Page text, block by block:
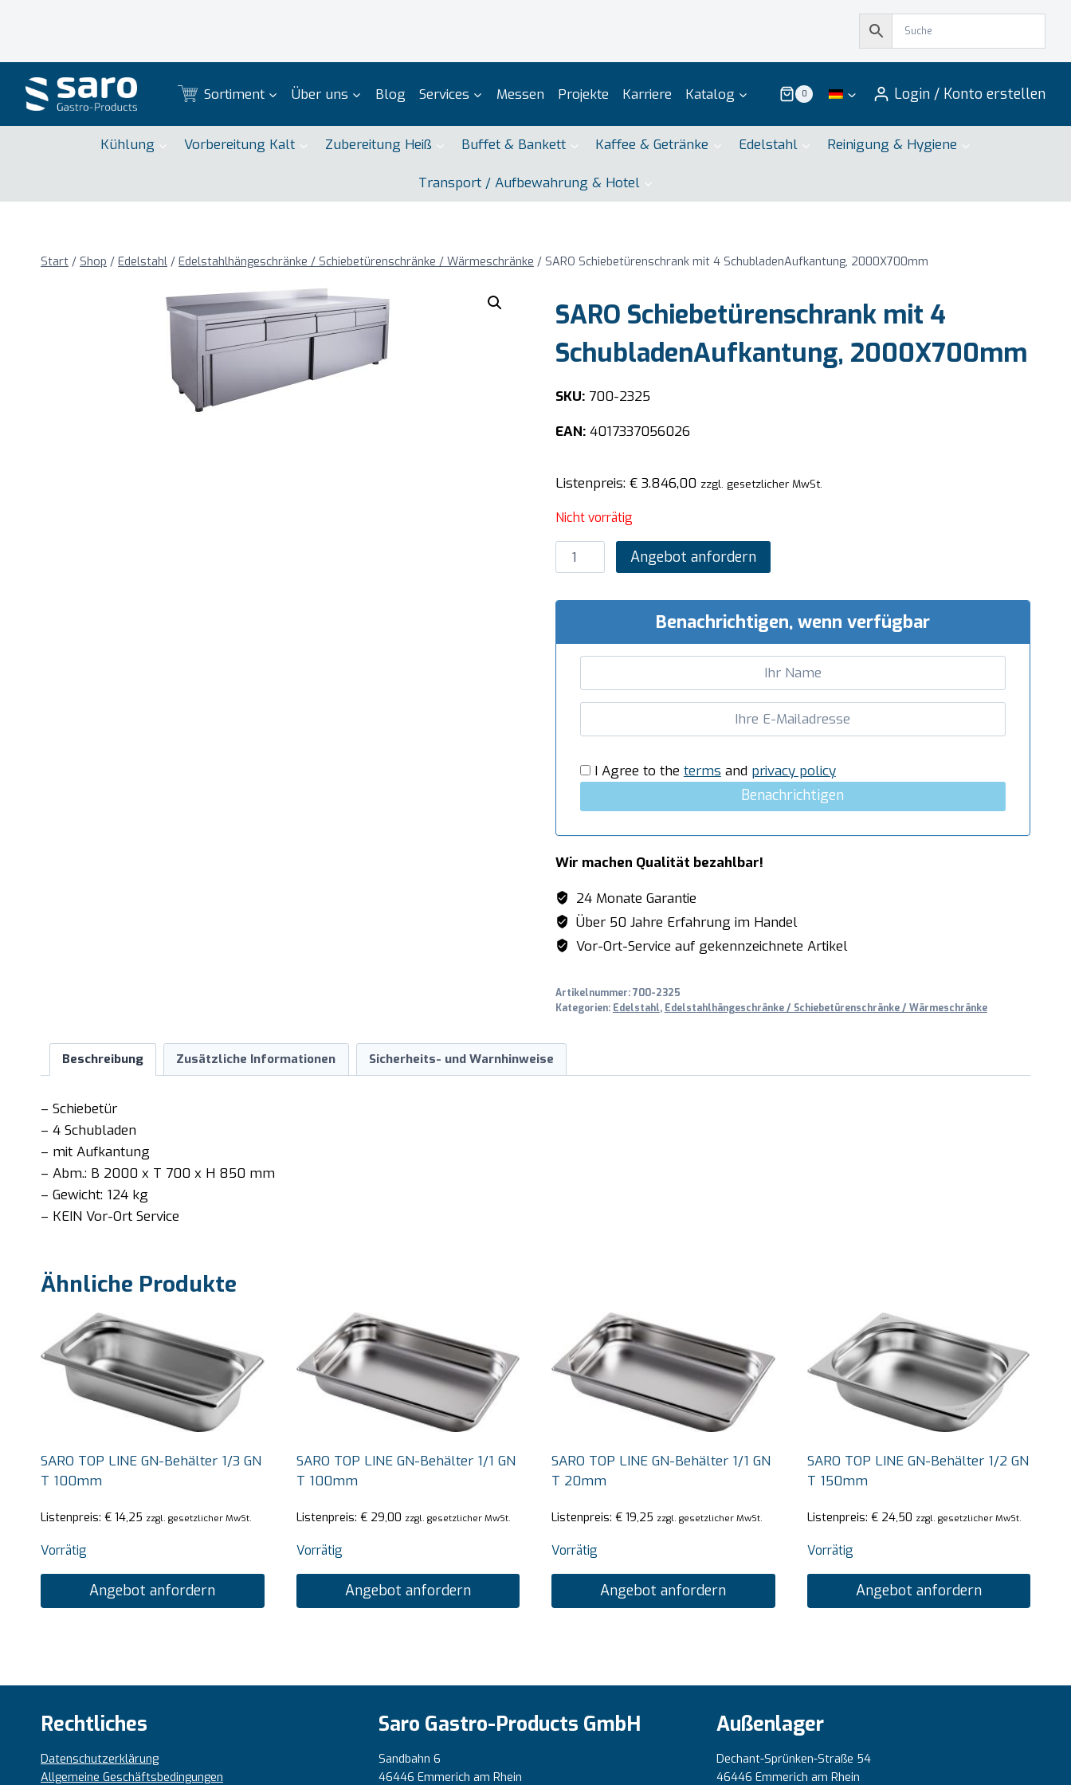
Sortiment Über uns Blog Services Messen Projekte Karriere Katalog 0 Login / Konto erstellen
Kühlung Vorbereitung Kalt Zubereitung Heiß Buffet & Bankett Kaffee & Getränke Edelstahl Reinigung & Hygiene
Transport / Aufbewahrung & Hotel
Start / Shop / Edelstahl / Edelstahlhängeschränke / Schiebetürenschränke / Wärmeschränke / SARO Schiebetürenschrank mit 4 SchubladenAufkantung, 2000X700mm
SARO Schiebetürenschrank mit 4
SchubladenAufkantung, 2000X700mm
SKU:700-2325
EAN:4017337056026
Listenpreis: €3.846,00 zzgl. gesetzlicher MwSt.
Nicht vorrätig
SARO
Schiebetürenschrank
2000X700mm
Angebot anfordern
Benachrichtigen, wenn verfügbar
I Agree to the terms and privacy policy
Benachrichtigen
Wir machen Qualität bezahlbar!
24 Monate Garantie
Über 50 Jahre Erfahrung im Handel
Vor-Ort-Service auf gekennzeichnete Artikel
Artikelnummer:700-2325
Kategorien: Edelstahl, Edelstahlhängeschränke / Schiebetürenschränke / Wärmeschränke
Beschreibung Zusätzliche Informationen Sicherheits- und Warnhinweise
– Schiebetür
– 4 Schubladen
– mit Aufkantung
– Abm.: B 2000 x T 700 x H 850 mm
– Gewicht: 124 kg
– KEIN Vor-Ort Service
Ähnliche Produkte
SARO TOP LINE GN-Behälter 1/3 GN
T 100mm
Listenpreis: € 14,25 zzgl. gesetzlicher MwSt.
Vorrätig
Angebot anfordern
SARO TOP LINE GN-Behälter 1/1 GN
T 100mm
Listenpreis: €29,00 zzgl. gesetzlicher MwSt.
Vorrätig
Angebot anfordern
SARO TOP LINE GN-Behälter 1/1 GN
T 20mm
Listenpreis: € 19,25 zzgl. gesetzlicher MwSt.
Vorrätig
Angebot anfordern
SARO TOP LINE GN-Behälter 1/2 GN
T 150mm
Listenpreis: €24,50 zzgl. gesetzlicher MwSt.
Vorrätig
Angebot anfordern
Rechtliches
Datenschutzerklärung
Allgemeine Geschäftsbedingungen
Saro Gastro-Products GmbH
Sandbahn 6
46446 Emmerich am Rhein
Außenlager
Dechant-Sprünken-Straße 54
46446 Emmerich am Rhein